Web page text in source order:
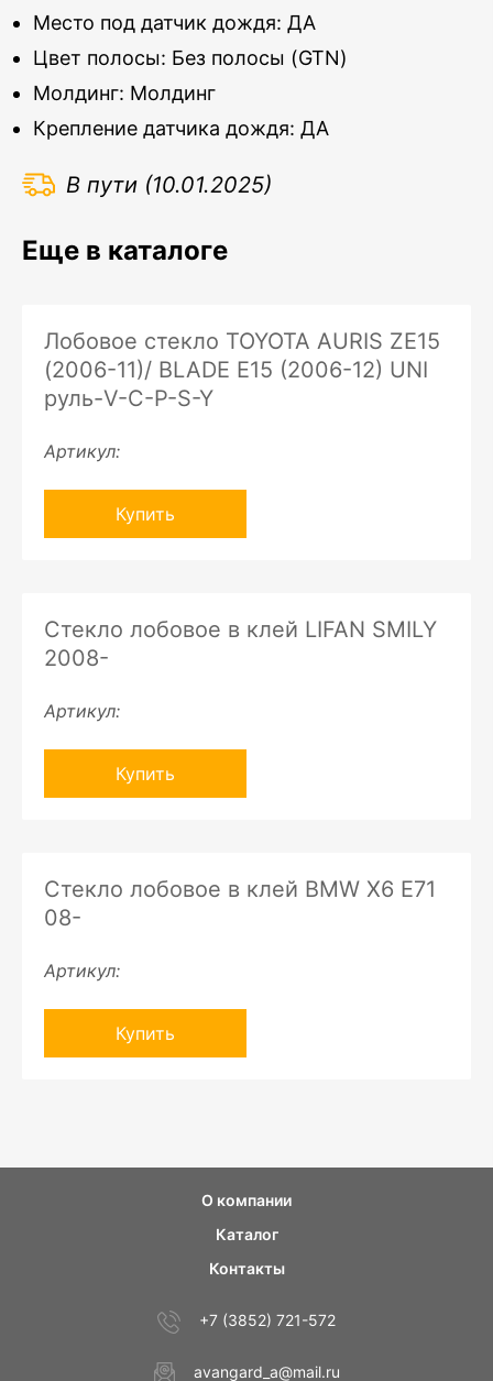
Место под датчик дождя: ДА
Цвет полосы: Без полосы (GTN)
Молдинг: Молдинг
Крепление датчика дождя: ДА
В пути (10.01.2025)
Еще в каталоге
Лобовое стекло TOYOTA AURIS ZE15
(2006-11)/ BLADE E15 (2006-12) UNI
руль-V-C-P-S-Y
Артикул:
Купить
Стекло лобовое в клей LIFAN SMILY
2008-
Артикул:
Купить
Стекло лобовое в клей BMW X6 E71
08-
Артикул:
Купить
О компании
Каталог
Контакты
+7 (3852) 721-572
avangard_a@mail.ru